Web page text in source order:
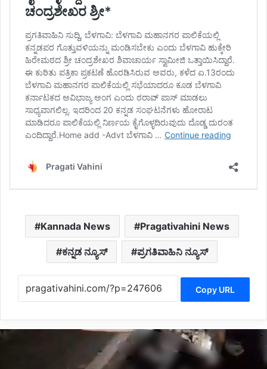
Kannada News Pragativahini News
ಕನ್ನಡ ನ್ಯೂಸ್ ಪ್ರಗತಿವಾಹಿನಿ ನ್ಯೂಸ್
Copy URL